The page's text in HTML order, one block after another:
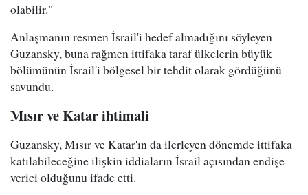
olabilir."
Anlaşmanın resmen İsrail'i hedef almadığını söyleyen
Guzansky, buna rağmen ittifaka taraf ülkelerin büyük
bölümünün İsrail'i bölgesel bir tehdit olarak gördüğünü
savundu.
Mısır ve Katar ihtimali
Guzansky, Mısır ve Katar'ın da ilerleyen dönemde ittifaka
katılabileceğine ilişkin iddiaların İsrail açısından endişe
verici olduğunu ifade etti.